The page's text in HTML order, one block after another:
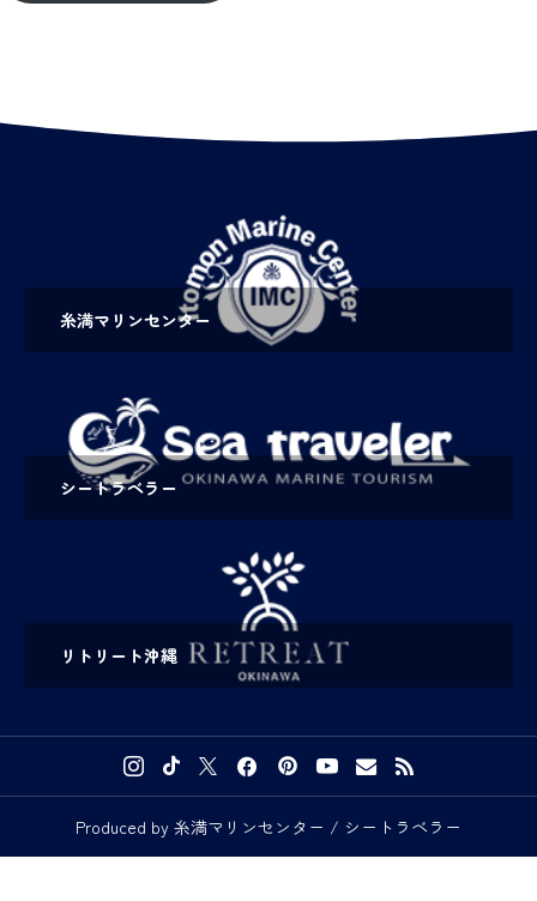
糸満マリンセンター
シートラベラー
リトリート沖縄
Produced by 糸満マリンセンター / シートラベラー